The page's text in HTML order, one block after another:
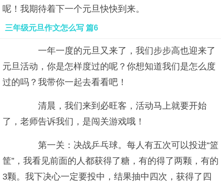
呢！我期待着下一个元旦快快到来。
三年级元旦作文怎么写 篇6
一年一度的元旦又来了，我们步步高也迎来了
元旦活动，你是怎样度过的呢？你想知道我们是怎么度
过的吗？我带你一起去看看吧！
清晨，我们来到必旺客，活动马上就要开始
了，老师告诉我们，是闯关游戏哦！
第一关：决战乒乓球。每人有五次可以投进“篮
筐”，我看见前面的人都获得了糖，有的得了两颗，有的
3颗。我下决心一定要投中，结果抽中四次，获得了四